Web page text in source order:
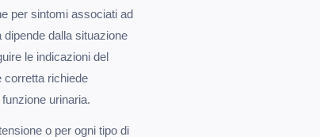
per sintomi associati ad
dalla situazione
le indicazioni del
corretta richiede
urinaria.
o per ogni tipo di